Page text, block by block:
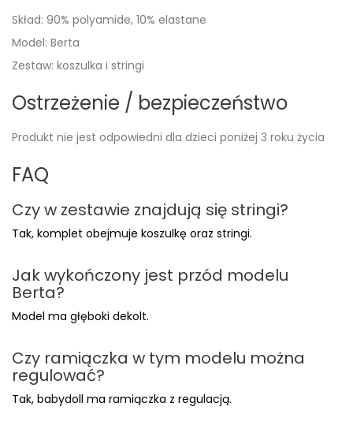
Skład: 90% polyamide, 10% elastane
Model: Berta
Zestaw: koszulka i stringi
Ostrzeżenie / bezpieczeństwo
Produkt nie jest odpowiedni dla dzieci poniżej 3 roku życia
FAQ
Czy w zestawie znajdują się stringi?
Tak, komplet obejmuje koszulkę oraz stringi.
Jak wykończony jest przód modelu
Berta?
Model ma głęboki dekolt.
Czy ramiączka w tym modelu można
regulować?
Tak, babydoll ma ramiączka z regulacją.